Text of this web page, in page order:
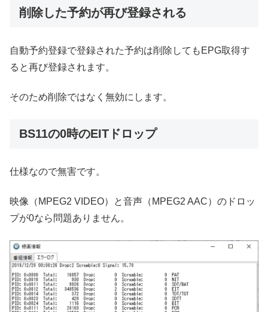
削除した予約が再び登録される
自動予約登録で登録された予約は削除してもEPG取得す
ると再び登録されます。
そのため削除ではなく無効にします。
BS11の0時のEITドロップ
仕様なので無害です。
映像（MPEG2 VIDEO）と音声（MPEG2 AAC）のドロッ
プが0なら問題ありません。